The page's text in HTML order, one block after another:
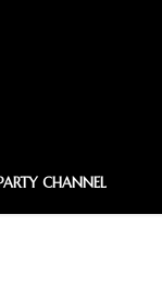
CHANNEL